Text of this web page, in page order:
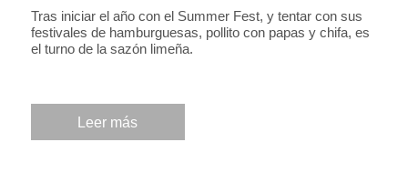
Tras iniciar el año con el Summer Fest, y tentar con sus
festivales de hamburguesas, pollito con papas y chifa, es
el turno de la sazón limeña.
Leer más